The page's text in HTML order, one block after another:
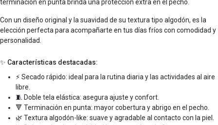
terminación en punta brinda una protección extra en el pecho.
Con un diseño original y la suavidad de su textura tipo algodón, es la
elección perfecta para acompañarte en tus días fríos con comodidad y
personalidad.
✨ Características destacadas:
⚡ Secado rápido: ideal para la rutina diaria y las actividades al aire
libre.
🧵 Doble tela elástica: asegura ajuste y confort.
🔻 Terminación en punta: mayor cobertura y abrigo en el pecho.
🌿 Textura algodón-like: suave y agradable al contacto con la piel.